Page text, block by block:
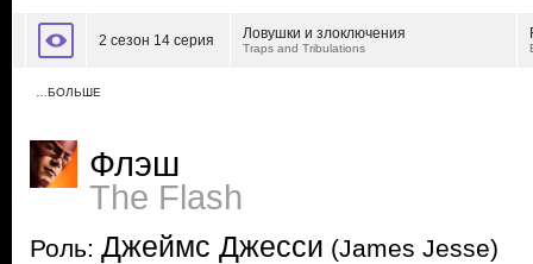
2 сезон 14 серия Ловушки и злоключения
Traps and Tribulations
…БОЛЬШЕ
Флэш
The Flash
Роль: Джеймс Джесси (James Jesse)